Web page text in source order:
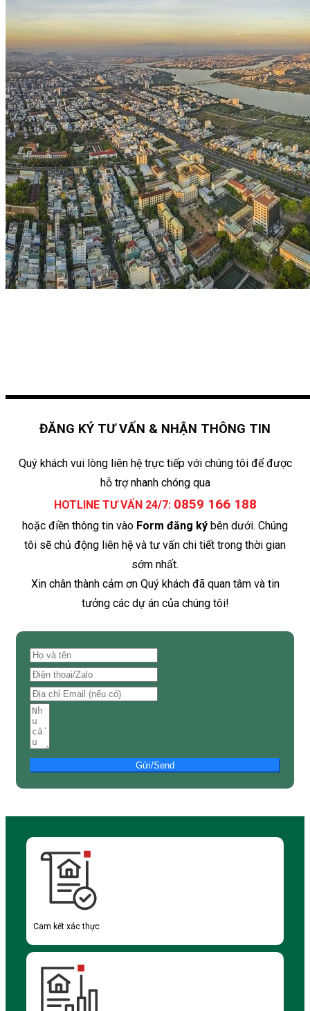
ĐĂNG KÝ TƯ VẤN & NHẬN THÔNG TIN
Quý khách vui lòng liên hệ trực tiếp với chúng tôi để được
hỗ trợ nhanh chóng qua
HOTLINE TƯ VẤN 24/7: 0859 166 188
hoặc điền thông tin vào Form đăng ký bên dưới. Chúng
tôi sẽ chủ động liên hệ và tư vấn chi tiết trong thời gian
sớm nhất.
Xin chân thành cảm ơn Quý khách đã quan tâm và tin
tưởng các dự án của chúng tôi!
Gửi/Send
Cam kết xác thực